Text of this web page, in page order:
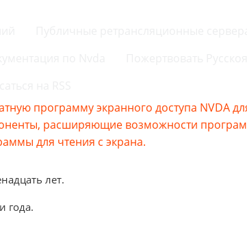
программу экранного доступа NVDA
расширяющие возможности
для чтения с экрана.
лет.
года.